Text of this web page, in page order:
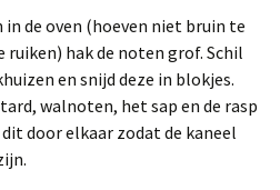
de oven (hoeven niet bruin te
hak de noten grof. Schil
en snijd deze in blokjes.
walnoten, het sap en de rasp
door elkaar zodat de kaneel